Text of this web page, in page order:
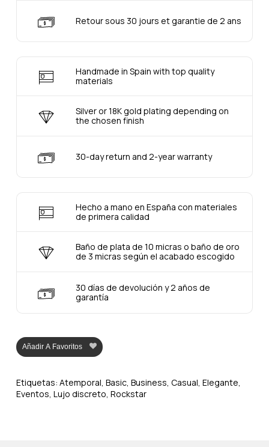
Retour sous 30 jours et garantie de 2 ans
Handmade in Spain with top quality
materials
Silver or 18K gold plating depending on
the chosen finish
30-day return and 2-year warranty
Hecho a mano en España con materiales
de primera calidad
Baño de plata de 10 micras o baño de oro
de 3 micras según el acabado escogido
30 días de devolución y 2 años de
garantía
Añadir A Favoritos
Etiquetas: Atemporal, Basic, Business, Casual, Elegante,
Eventos, Lujo discreto, Rockstar